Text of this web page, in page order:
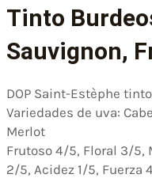
Tinto
Sauvignon,
DOP Saint-Estèphe
Variedades de uva:
Merlot
Frutoso 4/5, Floral 3/5,
2/5, Acidez 1/5, Fuerza